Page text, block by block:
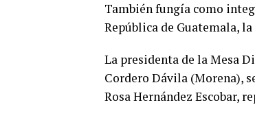
También fungía como
República de Guatemala,
La presidenta de la Mesa
Cordero Dávila (Morena),
Rosa Hernández Escobar,